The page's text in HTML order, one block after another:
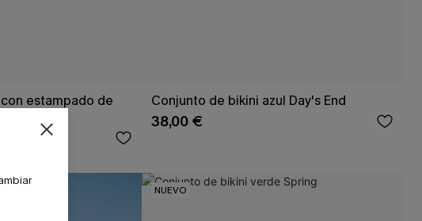
estampado de
Conjunto de bikini azul Day's End
38,00 €
NUEVO
sin compra mínima